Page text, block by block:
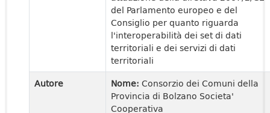
del Parlamento europeo e del
Consiglio per quanto riguarda
l'interoperabilità dei set di dati
territoriali e dei servizi di dati
territoriali
Autore
Nome: Consorzio dei Comuni della
Provincia di Bolzano Societa'
Cooperativa